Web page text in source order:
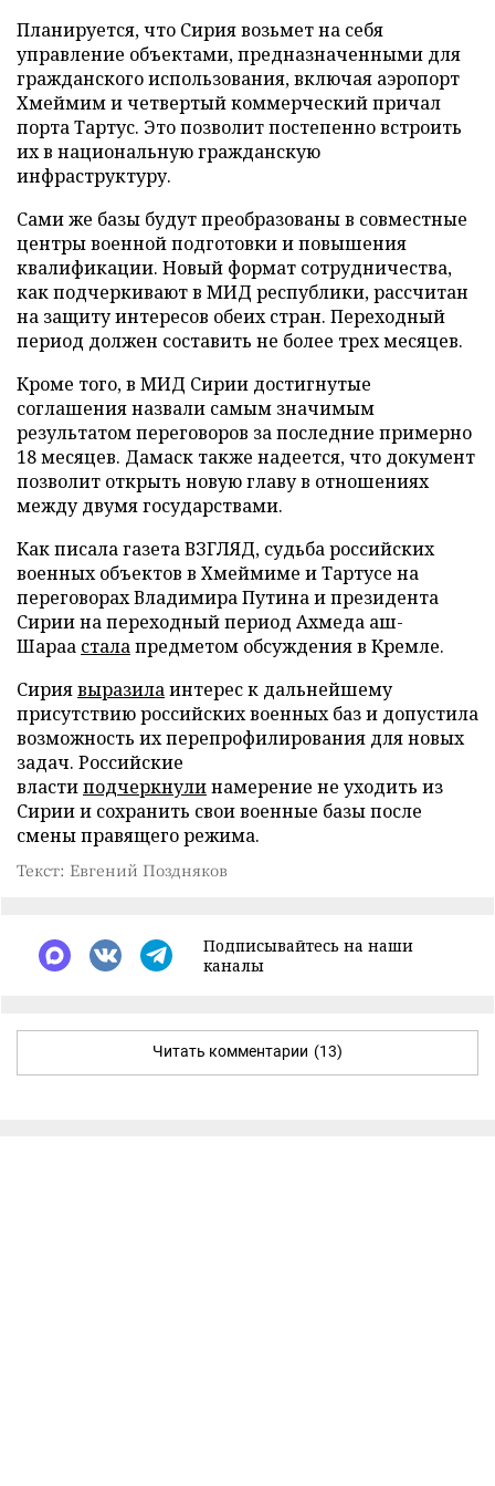
Планируется, что Сирия возьмет на себя
управление объектами, предназначенными для
гражданского использования, включая аэропорт
Хмеймим и четвертый коммерческий причал
порта Тартус. Это позволит постепенно встроить
их в национальную гражданскую
инфраструктуру.
Сами же базы будут преобразованы в совместные
центры военной подготовки и повышения
квалификации. Новый формат сотрудничества,
как подчеркивают в МИД республики, рассчитан
на защиту интересов обеих стран. Переходный
период должен составить не более трех месяцев.
Кроме того, в МИД Сирии достигнутые
соглашения назвали самым значимым
результатом переговоров за последние примерно
18 месяцев. Дамаск также надеется, что документ
позволит открыть новую главу в отношениях
между двумя государствами.
Как писала газета ВЗГЛЯД, судьба российских
военных объектов в Хмеймиме и Тартусе на
переговорах Владимира Путина и президента
Сирии на переходный период Ахмеда аш-
Шараа сталапредметом обсуждения в Кремле.
Сириявыразилаинтерес к дальнейшему
присутствию российских военных баз и допустила
возможность их перепрофилирования для новых
задач. Российские
властиподчеркнулинамерение не уходить из
Сирии и сохранить свои военные базы после
смены правящего режима.
Текст: Евгений Поздняков
Подписывайтесь на наши
каналы
Читать комментарии (13)